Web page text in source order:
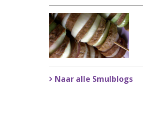
Naar alle Smulblogs